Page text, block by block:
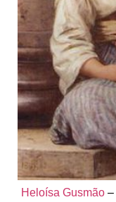
Heloísa Gusmão –